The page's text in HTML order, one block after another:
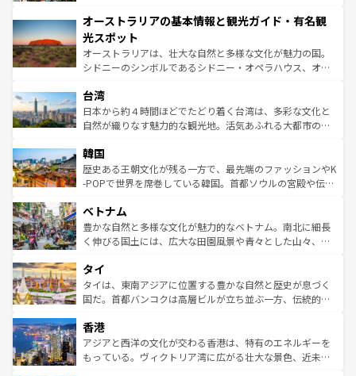
部のニューオーリンズでは、音楽と美食が融合した独特の
文化が魅力。旅行者はアメリカの各地域で異なる魅力を楽
しみながら、その多様性と豊かな歴史を感じることができ
るだろう。車でのロードトリップや列車の旅も、アメリカ
情報は
ワイ島は見逃せない。また、定番の観光地といえばオアフ
島だが、静かな自然を求めるならマウイ島やカウアイ島が
おすすめ。エメラルドグリーンに輝く海をはじめ、豊かな
文化や歴史が息づいている。「アロハスピリット」と呼ば
人々、おいしいローカルフードやハワイアンミュージッ
ク、伝統的なフラダンスなど、すべてがハワイの魅力を彩
っている。訪れるたびに新しい発見と感動が待っているハ
はコンテンツ一覧
オーストラリアの基本情報と観光ガイド・有名観
光スポット
オーストラリアは、壮大な自然と多様な文化が魅力の国。
シドニーのシンボルであるシドニー・オペラハウス、オー
リアリーフや大陸中央部にそびえるウルル（エアーズロッ
ク）、タスマニアの美しい原生林やケアンズの熱帯雨林な
ど、見どころがたくさん。また、カフェやワイン、オージ
いる。アクティビティも充実しており、サーフィンやダイ
ビング、ハイキングなど、アウトドア好きにはたまらな
い。オーストラリアの多彩な魅力を存分に味わいつくそ
参照してほしい。
台湾
日本から約４時間ほどでたどり着く台湾は、多彩な文化と
自然が織りなす魅力的な観光地。活気あふれる大都市の台
ン）、静ひつな山岳地帯である台湾東部など、都市の喧騒
と山間の静けさが共存しており、訪れる人に新しい発見と
驚きをもたらしてくれる。また、奥深い台湾の食文化も魅
容にもいいと評判のスイーツなど、バラエティ豊かな料理
が味わえる。 なお、新着の台湾情報は コンテンツ一覧を参
照してほしい。
韓国
歴史ある王朝文化が残る一方で、最先端のファッションやK
-POPで世界を席巻している韓国。首都ソウルの宮殿や伝統
き、地方に足を延ばせば四季折々の自然美を楽しむことが
できる。そして、キムチや焼肉、絶品のストリートフード
まで、さまざまな韓国料理が待っている。夜には、韓国な
リティに包まれながら、韓国の多彩な魅力を心ゆくまで味
わってみてほしい。 なお、新着の韓国情報はコンテンツ一
覧を参照してほしい。
ベトナム
豊かな自然と多様な文化が魅力的なベトナム。南北に細長
く伸びる国土には、広大な田園風景や青々とした山々、世
急速な発展と共に伝統が息づく。ハノイの古い町並みやホ
ーチミン市のフランス統治時代の建物も、独特の雰囲気を
醸し出している。また、バラエティの豊かさとおいしさで
とつ。フォーやバインミー、ベトナムコーヒーなどは、ぜ
ひ現地で味わいたい。どの地域を訪れてもあたたかい人々
が旅行者を迎えてくれるので、きっと忘れられない旅にな
タイ
タイは、東南アジアに位置する豊かな自然と歴史が息づく
国だ。首都バンコクは高層ビルが立ち並ぶ一方、伝統的な
の活気が交差している。北部ではチェンマイなどの山岳地
帯で自然と触れ合い、南部ではプーケットやクラビの美し
いビーチでリゾート気分を楽しむことができる。タイ料理
香港
アジアと西洋の文化が交わる香港は、特有のエネルギーを
もっている。ヴィクトリア湾に広がる壮大な景色、近未来